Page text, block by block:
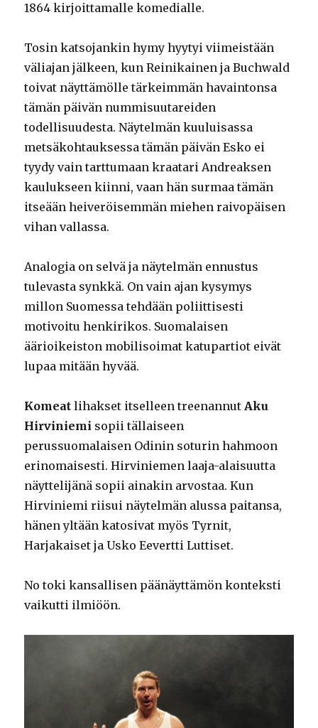
1864 kirjoittamalle komedialle.
Tosin katsojankin hymy hyytyi viimeistään
väliajan jälkeen, kun Reinikainen ja Buchwald
toivat näyttämölle tärkeimmän havaintonsa
tämän päivän nummisuutareiden
todellisuudesta. Näytelmän kuuluisassa
metsäkohtauksessa tämän päivän Esko ei
tyydy vain tarttumaan kraatari Andreaksen
kaulukseen kiinni, vaan hän surmaa tämän
itseään heiveröisemmän miehen raivopäisen
vihan vallassa.
Analogia on selvä ja näytelmän ennustus
tulevasta synkkä. On vain ajan kysymys
millon Suomessa tehdään poliittisesti
motivoitu henkirikos. Suomalaisen
äärioikeiston mobilisoimat katupartiot eivät
lupaa mitään hyvää.
Komeat lihakset itselleen treenannutAku
Hirviniemi sopii tällaiseen
perussuomalaisen Odinin soturin hahmoon
erinomaisesti. Hirviniemen laaja-alaisuutta
näyttelijänä sopii ainakin arvostaa. Kun
Hirviniemi riisui näytelmän alussa paitansa,
hänen yltään katosivat myös Tyrnit,
Harjakaiset ja Usko Eevertti Luttiset.
No toki kansallisen päänäyttämön konteksti
vaikutti ilmiöön.